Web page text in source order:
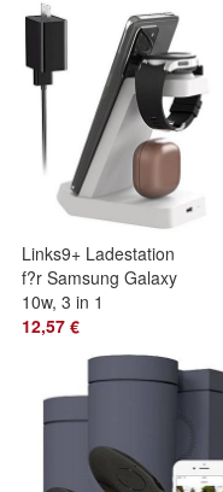
Links9+ Ladestation
f?r Samsung Galaxy
10w, 3 in 1
Schnellladest?nder
12,57 €